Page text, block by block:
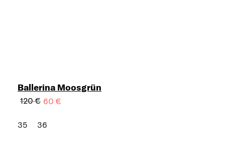
Ballerina Moosgrün
120 € 60 €
35 36